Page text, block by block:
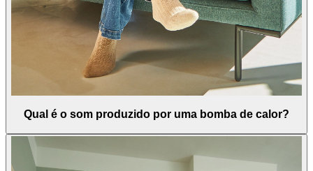
Qual é o som produzido por uma bomba de calor?